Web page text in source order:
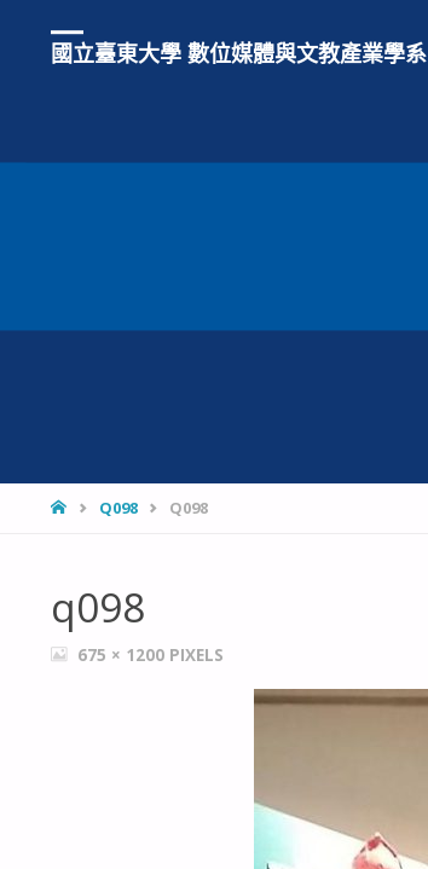
國立臺東大學 數位媒體與文教產業學系
HOMEQ098 Q098
q098
FULL675 × 1200 PIXELS